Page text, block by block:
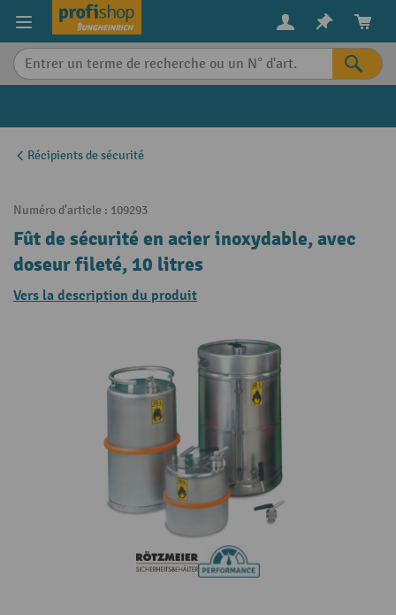
content
Récipients de sécurité
Numéro d'article : 109293
Fût de sécurité en acier inoxydable, avec
doseur fileté, 10 litres
Vers la description du produit